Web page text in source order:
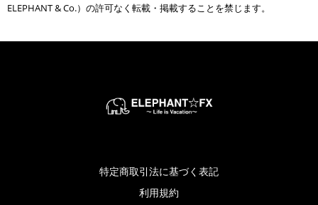
ELEPHANT & Co.）の許可なく転載・掲載することを禁じます。
特定商取引法に基づく表記
利用規約